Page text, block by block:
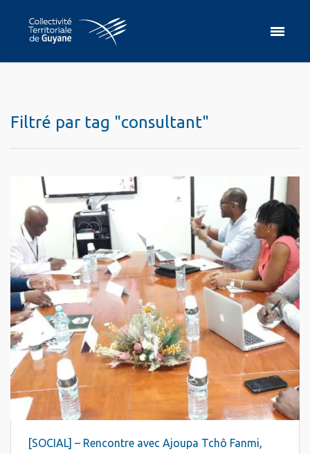
Filtré par tag "consultant"
[SOCIAL] – Rencontre avec Ajoupa Tchô Fanmi,